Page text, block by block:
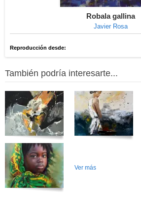
Robala gallina
Javier Rosa
Reproducción desde:
También podría interesarte...
Ver más